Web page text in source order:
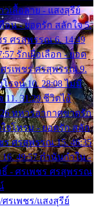
เสื้อลาย - แสงสุรีย์
อน - ยอดรัก สลักใจ 5.
ศรสุพรรณ 6. 14:49
รักเผื่อเลือก - ยอด
รเพชร ศรสุพรรณ 9.
รจน์ 10. 28:08 ไม่มี
11. 31:29 ชีวิตไอ้
ทหารอากาศขาดรัก
ใจโทรม - ยอดรัก สลัก
ร ศรสุพรรณ 15. 46:35
49:57 กำนันกำใน -
ธิ์ - ศรเพชร ศรสุพรรณ
รเพชร/แสงสุรีย์